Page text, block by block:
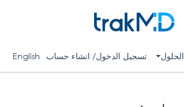
الحلول تسجيل الدخول/ انشاء حساب English